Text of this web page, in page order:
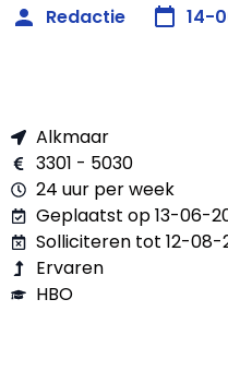
Redactie 14-
Alkmaar
3301 - 5030
24 uur per week
Geplaatst op 13-06-
Solliciteren tot 12-08-
Ervaren
HBO